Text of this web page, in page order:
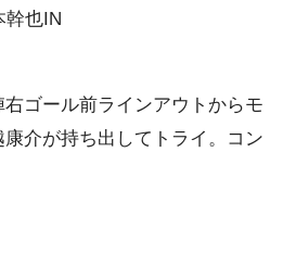
也IN
ゴール前ラインアウトからモ
介が持ち出してトライ。コン